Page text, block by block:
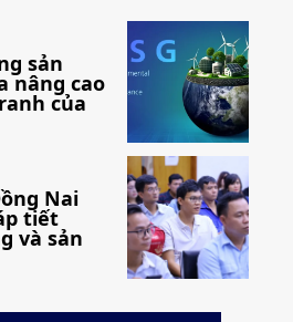
sản
nâng cao
của
Nai
tiết
và sản